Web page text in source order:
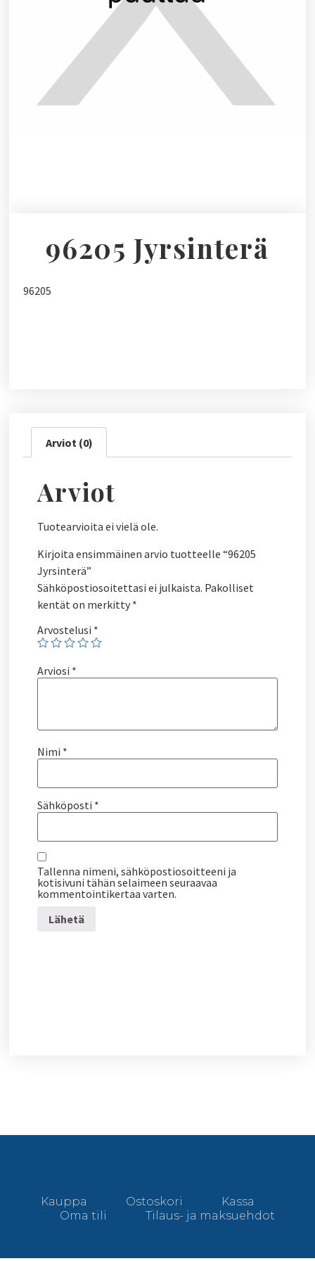
96205 Jyrsinterä
96205
Arviot (0)
Arviot
Tuotearvioita ei vielä ole.
Kirjoita ensimmäinen arvio tuotteelle “96205
Jyrsinterä”
Sähköpostiosoitettasi ei julkaista. Pakolliset
kentät on merkitty *
Arvostelusi *
Arviosi *
Nimi *
Sähköposti *
Tallenna nimeni, sähköpostiosoitteeni ja
kotisivuni tähän selaimeen seuraavaa
kommentointikertaa varten.
Kauppa Ostoskori
Kassa
Oma tili
Tilaus- ja maksuehdot